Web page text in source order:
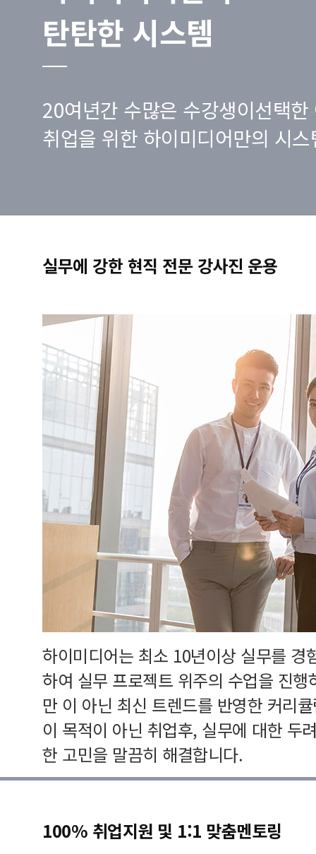
탄탄한 시스템
20여년간 수많은 수강생이선택한
취업을 위한 하이미디어만의 시
실무에 강한 현직 전문 강사진 운용
하이미디어는 최소 10년이상 실무를 경
하여 실무 프로젝트 위주의 수업을 진
만 이 아닌 최신 트렌드를 반영한 커리
이 목적이 아닌 취업후, 실무에 대한 두
한 고민을 말끔히 해결합니다.
100% 취업지원 및 1:1 맞춤멘토링